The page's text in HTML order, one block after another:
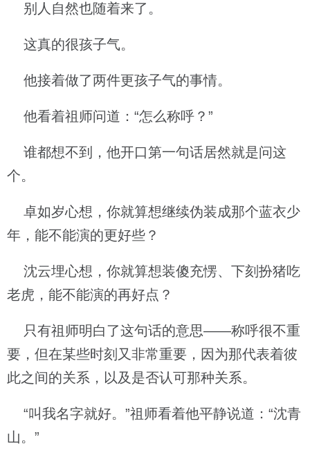
别人自然也随着来了。
这真的很孩子气。
他接着做了两件更孩子气的事情。
他看着祖师问道：“怎么称呼？”
谁都想不到，他开口第一句话居然就是问这
个。
卓如岁心想，你就算想继续伪装成那个蓝衣少
年，能不能演的更好些？
沈云埋心想，你就算想装傻充愣、下刻扮猪吃
老虎，能不能演的再好点？
只有祖师明白了这句话的意思——称呼很不重
要，但在某些时刻又非常重要，因为那代表着彼
此之间的关系，以及是否认可那种关系。
“叫我名字就好。”祖师看着他平静说道：“沈青
山。”